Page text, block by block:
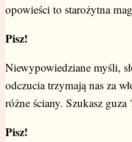
opowieści to starożytna
Pisz!
Niewypowiedziane myśli,
odczucia trzymają nas za
różne ściany. Szukasz guza
Pisz!